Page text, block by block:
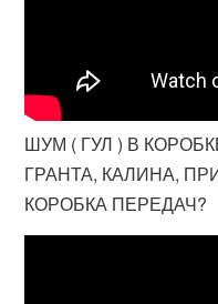
ШУМ ( ГУЛ ) В
ГРАНТА, КАЛИНА,
КОРОБКА ПЕРЕДАЧ?